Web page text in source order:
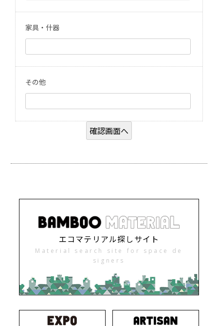
家具・什器
その他
エコマテリアル探しサイト
Material search site for space de
signers